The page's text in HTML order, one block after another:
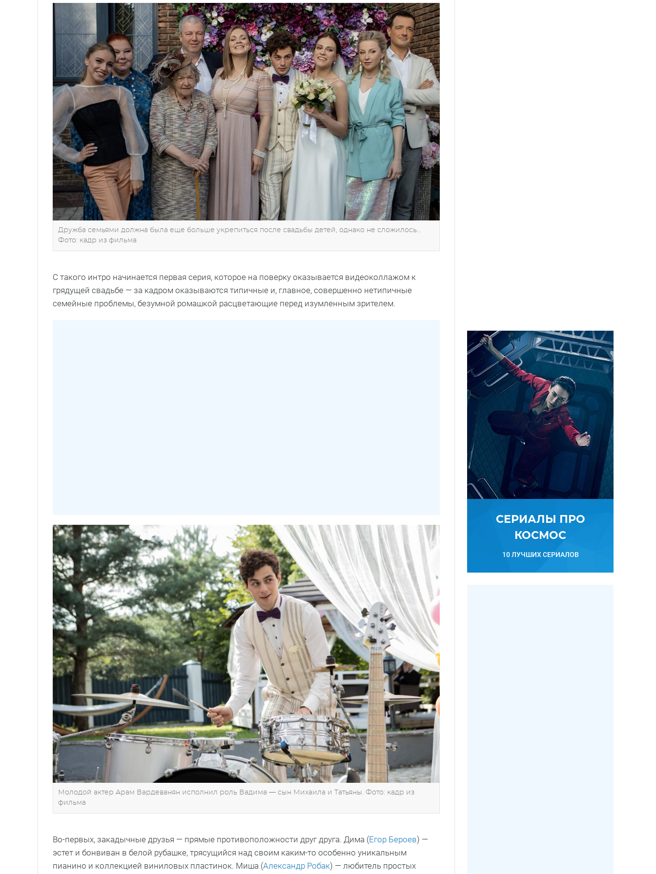
Дружба семьями должна была еще больше укрепиться после свадьбы детей, однако не сложилось…
Фото: кадр из фильма
С такого интро начинается первая серия, которое на поверку оказывается видеоколлажом к
грядущей свадьбе — за кадром оказываются типичные и, главное, совершенно нетипичные
семейные проблемы, безумной ромашкой расцветающие перед изумленным зрителем.
Молодой актер Арам Вардеванян исполнил роль Вадима — сын Михаила и Татьяны. Фото: кадр из
фильма
Во-первых, закадычные друзья — прямые противоположности друг друга. Дима (Егор Бероев) —
эстет и бонвиван в белой рубашке, трясущийся над своим каким-то особенно уникальным
пианино и коллекцией виниловых пластинок. Миша (Александр Робак) — любитель простых
СЕРИАЛЫ ПРО
КОСМОС
10 ЛУЧШИХ СЕРИАЛОВ